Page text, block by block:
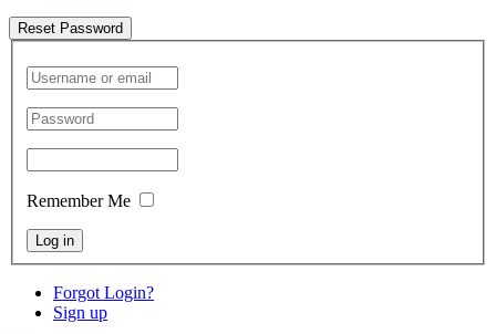
Reset Password
Remember Me
Log in
Forgot Login?
Sign up